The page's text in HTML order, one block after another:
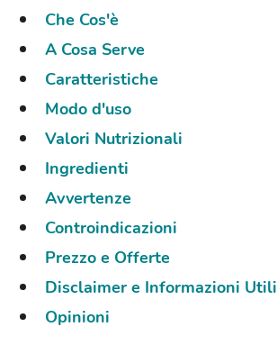
Che Cos'è
A Cosa Serve
Caratteristiche
Modo d'uso
Valori Nutrizionali
Ingredienti
Avvertenze
Controindicazioni
Prezzo e Offerte
Disclaimer e Informazioni Utili
Opinioni